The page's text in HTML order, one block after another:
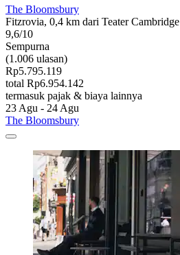
The Bloomsbury
Fitzrovia, 0,4 km dari Teater Cambridge
9,6/10
Sempurna
(1.006 ulasan)
Rp5.795.119
total Rp6.954.142
termasuk pajak & biaya lainnya
23 Agu - 24 Agu
The Bloomsbury